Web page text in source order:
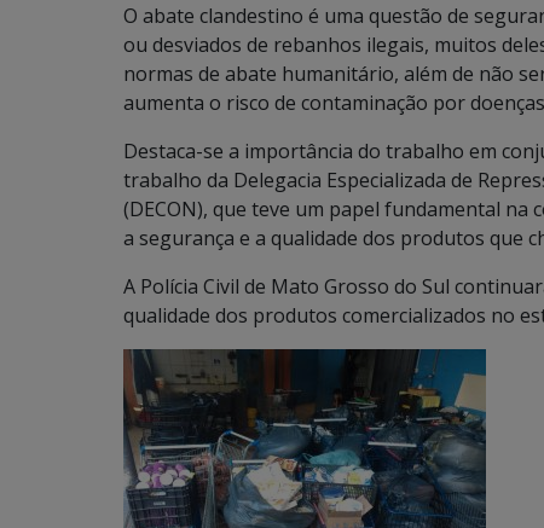
O abate clandestino é uma questão de
ou desviados de rebanhos ilegais, muitos
normas de abate humanitário, além de não
aumenta o risco de contaminação por
Destaca-se a importância do trabalho em
trabalho da Delegacia Especializada de
(DECON), que teve um papel fundamental na
a segurança e a qualidade dos produtos que
A Polícia Civil de Mato Grosso do Sul
qualidade dos produtos comercializados no